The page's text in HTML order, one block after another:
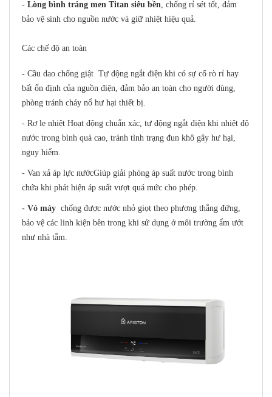
- Lòng bình tráng men Titan siêu bền, chống rỉ sét tốt, đảm
bảo vệ sinh cho nguồn nước và giữ nhiệt hiệu quả.
Các chế độ an toàn
- Cầu dao chống giật Tự động ngắt điện khi có sự cố rò rỉ hay
bất ổn định của nguồn điện, đảm bảo an toàn cho người dùng,
phòng tránh cháy nổ hư hại thiết bị.
- Rơ le nhiệt Hoạt động chuẩn xác, tự động ngắt điện khi nhiệt độ
nước trong bình quá cao, tránh tình trạng đun khô gây hư hại,
nguy hiểm.
- Van xả áp lực nướcGiúp giải phóng áp suất nước trong bình
chứa khi phát hiện áp suất vượt quá mức cho phép.
- Vỏ máy chống được nước nhỏ giọt theo phương thẳng đứng,
bảo vệ các linh kiện bên trong khi sử dụng ở môi trường ẩm ướt
như nhà tắm.